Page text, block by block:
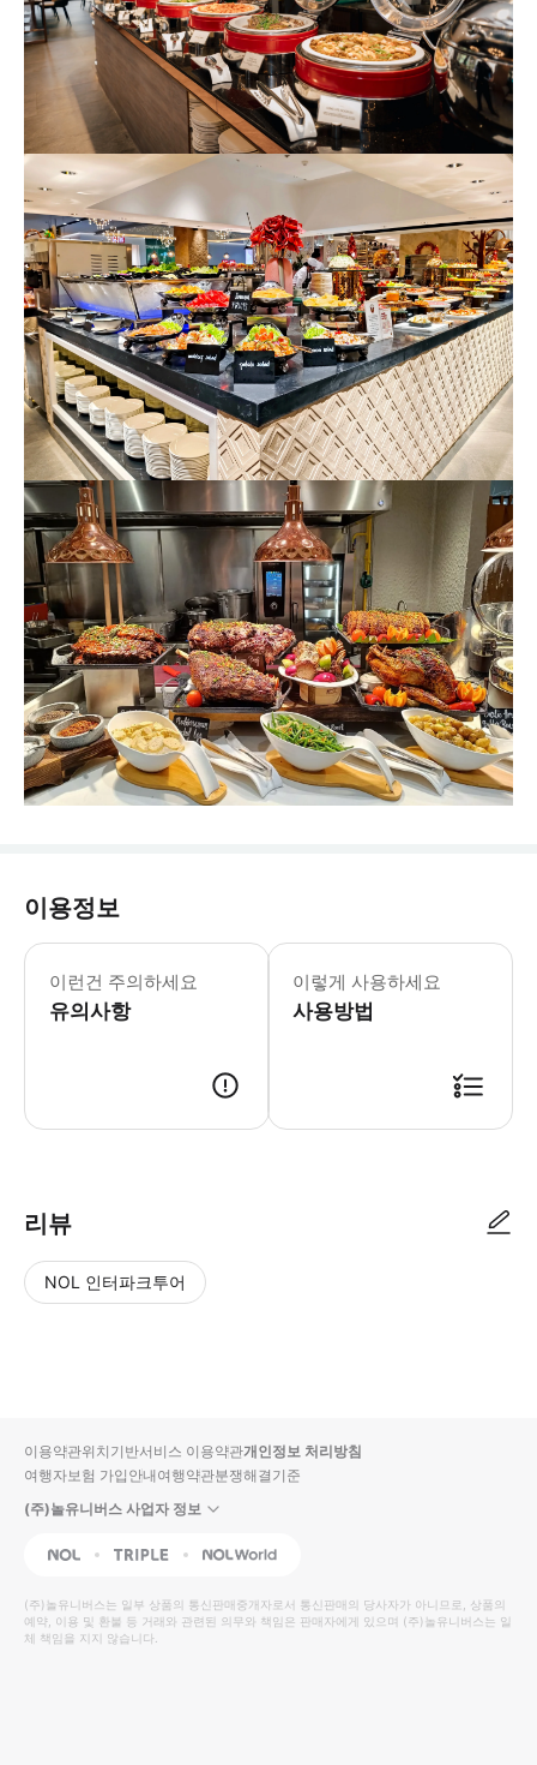
이용정보
이런건 주의하세요
유의사항
* 상품권: 사전 예약 필수. Vikings
이렇게 사용하세요
사용방법
리뷰
NOL 인터파크투어
입니
다.
높
은
순
동
영
상
순
상
이용약관위치기반서비스 이용약관개인정보 처리방침
여행자보험 가입안내여행약관분쟁해결기준
(주)놀유니버스 사업자 정보
NOL Triple Interpark Global
(주)놀유니버스는 일부 상품의 통신판매중개자로서 통신판매의 당사자가 아니므로, 상품의
예약, 이용 및 환불 등 거래와 관련된 의무와 책임은 판매자에게 있으며 (주)놀유니버스는 일
체 책임을 지지 않습니다.